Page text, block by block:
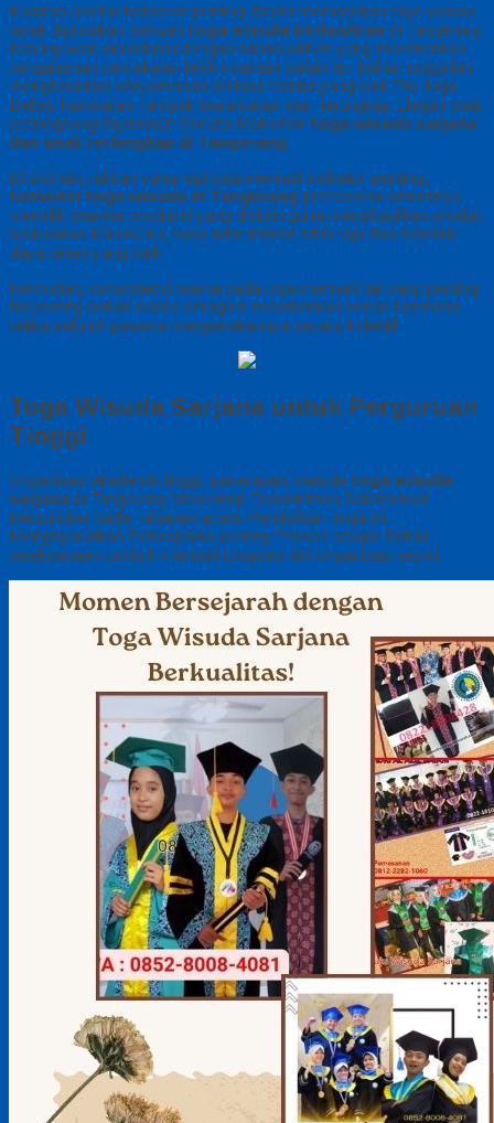
Kualitas produk berperan penting dalam memastikan toga wisuda
layak digunakan Sebuah toga wisuda berkualitas di Tangerang
Kebanyakan diproduksi dengan bahan pilihan yang memberikan
pengalaman pemakaian lebih nyaman Selain itu, bahan unggulan
menghadirkan kenyamanan melalui tekstur yang baik Tak Juga
Bebas hambatan Tampak Berantakan dan Terungkap Elegan Saat
berlangsung Dijalankan Secara Maksimal toga wisuda sarjana
dan anak terlengkap di Tangerang
Di sisi lain, jahitan yang rapi juga menjadi indikator penting.
konveksi toga wisuda di Tangerang profesional umumnya
memiliki standar produksi yang disiplin guna menghasilkan produk
berkualitas Karena itu, hasil akhir terlihat lebih rapi dan memiliki
daya tahan yang baik
Kemudian, konsistensi warna pada toga menjadi hal yang penting
Ini penting sebab warna seragam memberikan kesan harmonis
ketika seluruh peserta mengenakannya secara kolektif
Toga Wisuda Sarjana untuk Perguruan
Tinggi
Organisasi akademik tinggi, penerapan metode toga wisuda
sarjana di Tangerang Mencakup Departemen Substansial
Bersumber pada Tahapan acara Pendidikan Toga ini
Mengisyaratkan Pencapaian penting Proses belajar Sekali
pelaksanaan tumbuh menjadi Ekspresi diri Organisasi resmi